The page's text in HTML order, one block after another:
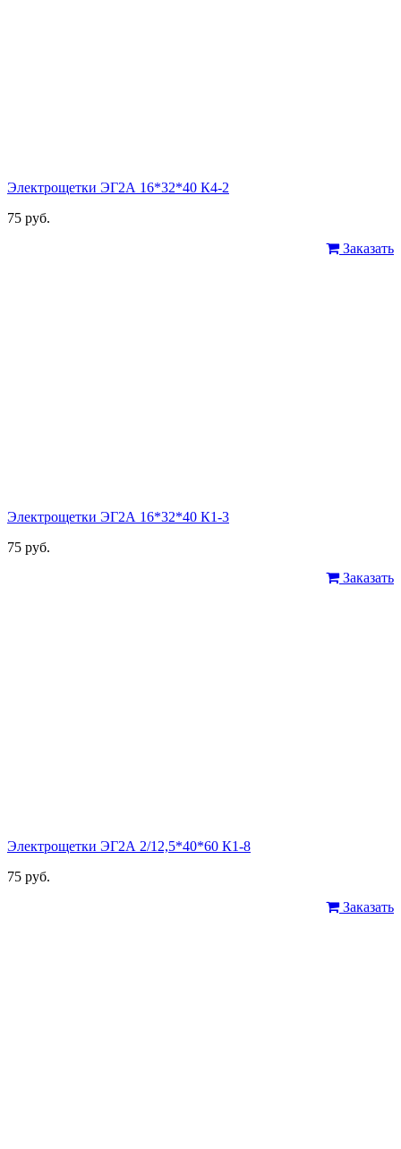
Электрощетки ЭГ2А 16*32*40 К4-2
75 руб.
Заказать
Электрощетки ЭГ2А 16*32*40 К1-3
75 руб.
Заказать
Электрощетки ЭГ2А 2/12,5*40*60 К1-8
75 руб.
Заказать